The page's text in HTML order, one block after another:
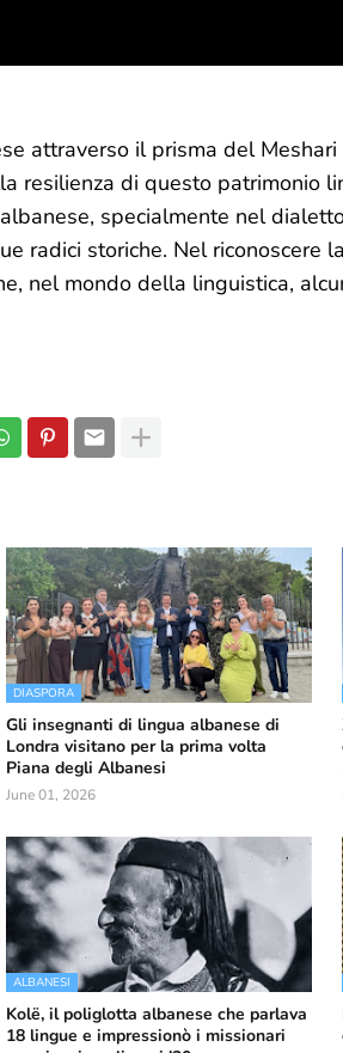
attraverso il prisma del
resilienza di questo patrimonio
specialmente nel
radici storiche. Nel riconoscere
nel mondo della linguistica,
DIASPORA
Gli insegnanti di lingua albanese di
Londra visitano per la prima volta
Piana degli Albanesi
June 01, 2026
ALBANESI
Kolë, il poliglotta albanese che parlava
18 lingue e impressionò i missionari